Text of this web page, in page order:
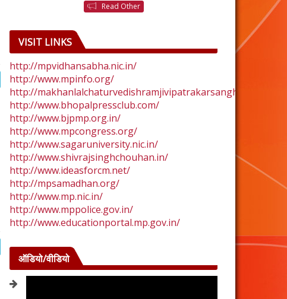
Read Other
VISIT LINKS
http://mpvidhansabha.nic.in/
http://www.mpinfo.org/
http://makhanlalchaturvedishramjivipatrakarsangh.com/
http://www.bhopalpressclub.com/
http://www.bjpmp.org.in/
http://www.mpcongress.org/
http://www.sagaruniversity.nic.in/
http://www.shivrajsinghchouhan.in/
http://www.ideasforcm.net/
http://mpsamadhan.org/
http://www.mp.nic.in/
http://www.mppolice.gov.in/
http://www.educationportal.mp.gov.in/
ऑडियो/वीडियो